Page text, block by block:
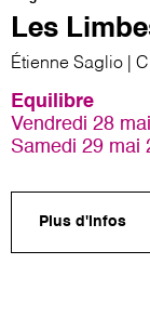
Les
Étienne Saglio |
Equilibre
Vendredi 28
Samedi 29 mai
Plus d'infos